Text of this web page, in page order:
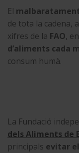
El
de tota la cadena,
xifres de la FAO,
d’aliments cada
consum humà.
La Fundació
dels Aliments de
principals evitar